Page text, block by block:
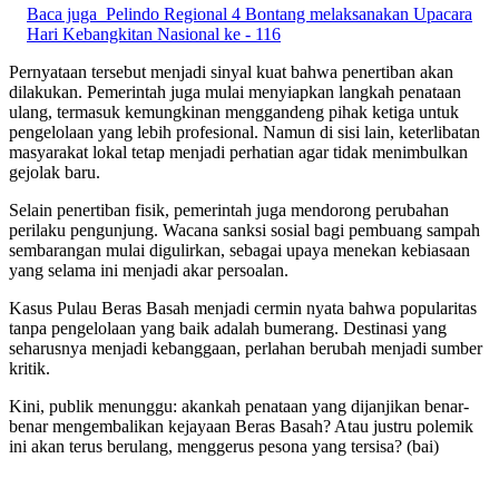
Baca juga Pelindo Regional 4 Bontang melaksanakan Upacara
Hari Kebangkitan Nasional ke - 116
Pernyataan tersebut menjadi sinyal kuat bahwa penertiban akan
dilakukan. Pemerintah juga mulai menyiapkan langkah penataan
ulang, termasuk kemungkinan menggandeng pihak ketiga untuk
pengelolaan yang lebih profesional. Namun di sisi lain, keterlibatan
masyarakat lokal tetap menjadi perhatian agar tidak menimbulkan
gejolak baru.
Selain penertiban fisik, pemerintah juga mendorong perubahan
perilaku pengunjung. Wacana sanksi sosial bagi pembuang sampah
sembarangan mulai digulirkan, sebagai upaya menekan kebiasaan
yang selama ini menjadi akar persoalan.
Kasus Pulau Beras Basah menjadi cermin nyata bahwa popularitas
tanpa pengelolaan yang baik adalah bumerang. Destinasi yang
seharusnya menjadi kebanggaan, perlahan berubah menjadi sumber
kritik.
Kini, publik menunggu: akankah penataan yang dijanjikan benar-
benar mengembalikan kejayaan Beras Basah? Atau justru polemik
ini akan terus berulang, menggerus pesona yang tersisa? (bai)